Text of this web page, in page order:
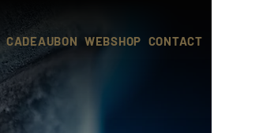
CADEAUBON WEBSHOP CONTACT